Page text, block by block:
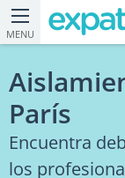
MENU
París
Encuentra
los